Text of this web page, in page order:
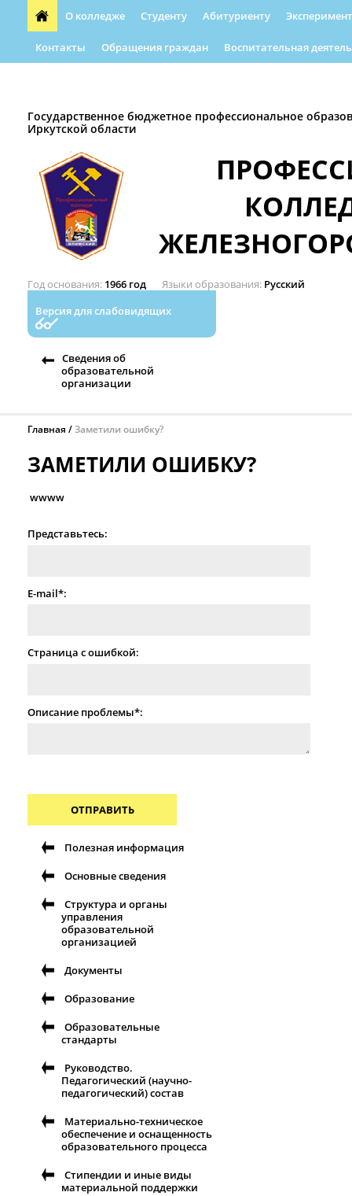
О колледже Студенту Абитуриенту
Контакты Обращения граждан Воспитательная
Государственное бюджетное профессиональное
Иркутской области
Год основания 1966 год Языки образования Русский
Версия для слабовидящих
Сведения об
образовательной
организации
Главная Заметили ошибку?
ЗАМЕТИЛИ ОШИБКУ?
wwww
Представьтесь:
E-mail*:
Страница с ошибкой:
Описание проблемы*:
ОТПРАВИТЬ
Полезная информация
Основные сведения
Структура и органы
управления
образовательной
организацией
Документы
Образование
Образовательные
стандарты
Руководство.
Педагогический (научно-
педагогический) состав
Материально-техническое
обеспечение и оснащенность
образовательного процесса
Стипендии и иные виды
материальной поддержки